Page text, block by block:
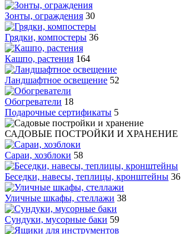
Зонты, ограждения 30
Грядки, компостеры 36
Кашпо, растения 164
Ландшафтное освещение 52
Обогреватели 18
Подарочные сертификаты 5
САДОВЫЕ ПОСТРОЙКИ И ХРАНЕНИЕ
Сараи, хозблоки 58
Беседки, навесы, теплицы, кронштейны 36
Уличные шкафы, стеллажи 38
Сундуки, мусорные баки 59